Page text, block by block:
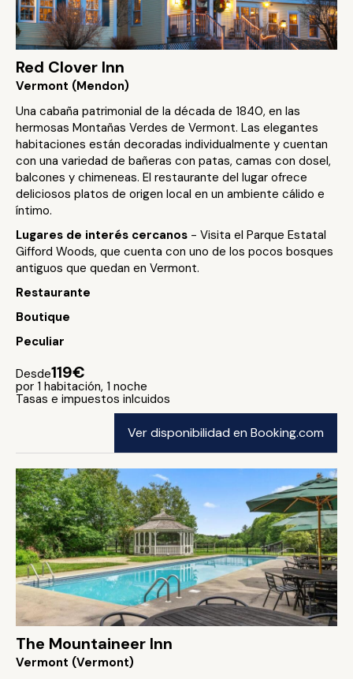
Red Clover Inn
Vermont (Mendon)
Una cabaña patrimonial de la década de 1840, en las
hermosas Montañas Verdes de Vermont. Las elegantes
habitaciones están decoradas individualmente y cuentan
con una variedad de bañeras con patas, camas con dosel,
balcones y chimeneas. El restaurante del lugar ofrece
deliciosos platos de origen local en un ambiente cálido e
íntimo.
Lugares de interés cercanos - Visita el Parque Estatal
Gifford Woods, que cuenta con uno de los pocos bosques
antiguos que quedan en Vermont.
Restaurante
Boutique
Peculiar
Desde119€
por 1 habitación, 1 noche
Tasas e impuestos inlcuidos
Ver disponibilidad en Booking.com
The Mountaineer Inn
Vermont (Vermont)